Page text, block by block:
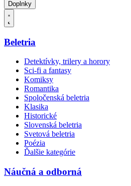
Doplnky
Beletria
Detektívky, trilery a horory
Sci-fi a fantasy
Komiksy
Romantika
Spoločenská beletria
Klasika
Historické
Slovenská beletria
Svetová beletria
Poézia
Ďalšie kategórie
Náučná a odborná